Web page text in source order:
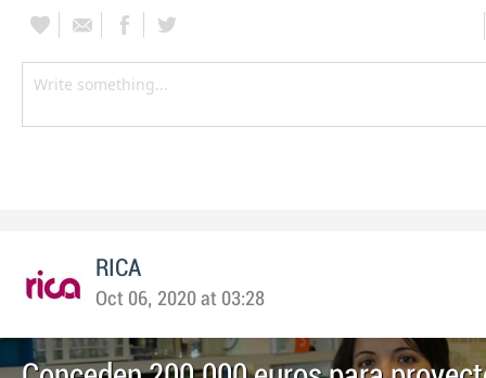
RICA
Oct 06, 2020 at 03:28